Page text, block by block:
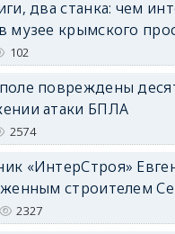
два станка: чем
музее крымского
102
повреждены
атаки БПЛА
2574
«ИнтерСтроя»
строителем
2327